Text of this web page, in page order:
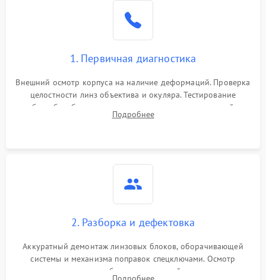
1. Первичная диагностика
Внешний осмотр корпуса на наличие деформаций. Проверка
целостности линз объектива и окуляра. Тестирование
работы барабанчиков ввода поправок, кольца отстройки
параллакса и зума. Выявление сколов, внутренних
Подробнее
2. Разборка и дефектовка
Аккуратный демонтаж линзовых блоков, оборачивающей
системы и механизма поправок спецключами. Осмотр
внутренних резьбовых соединений, пружин и